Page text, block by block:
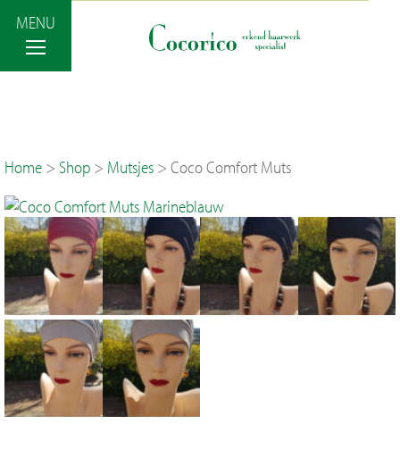
MENU
Haaroplossingen
Styling & Onderhoud
Shop
Prijzen
Haar blog – Nieuws
Afspraak maken
Contact
Home > Shop > Mutsjes > Coco Comfort Muts